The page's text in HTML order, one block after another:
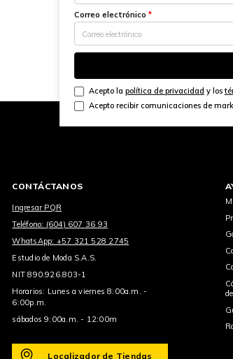
Correo electrónico *
Acepto la política de privacidad y los
Acepto recibir comunicaciones de
CONTÁCTANOS
Ingresar PQR
Teléfono: (604) 607 36 93
WhatsApp: +57 321 528 2745
Estudio de Moda S.A.S.
NIT 890.926.803-1
Horarios: Lunes a viernes 8:00a.m. -
6:00p.m.
sábados 9:00a.m. - 12:00m
Localizador de Tiendas